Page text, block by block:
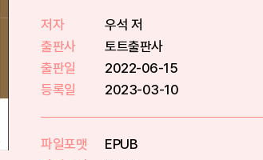
저자
우석 저
출판사
토트출판사
출판일
2022-06-15
등록일
2023-03-10
파일포맷
EPUB